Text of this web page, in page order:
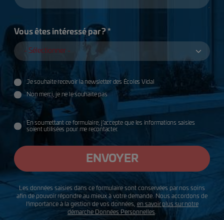
Vous êtes intéressé par ? *
Utilisation des données
Je souhaite recevoir la newsletter des Écoles Vidal
Non merci, je ne le souhaite pas
données
En soumettant ce formulaire, j’accepte que les informations saisies
soient utilisées pour me recontacter.
ENVOYER
Les données saisies dans ce formulaire sont conservées par nos soins
afin de pouvoir répondre au mieux à votre demande. Nous accordons de
l'importance à la gestion de vos données, en savoir plus sur notre
démarche Données Personnelles